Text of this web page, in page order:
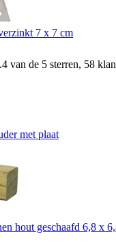
7 x 7 cm
van de 5 sterren, 58
met plaat
hout geschaafd 6,8 x